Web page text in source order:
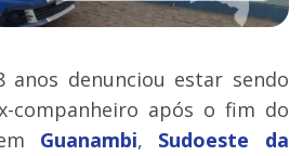
anos denunciou estar sendo
companheiro após o fim do
Guanambi, Sudoeste da